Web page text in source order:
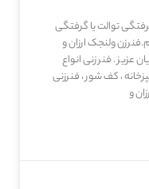
توالت یا گرفتگی
ولنجک ارزان و
عزیز . فنر زنی انواع
، کف شور ، فنرزنی
و